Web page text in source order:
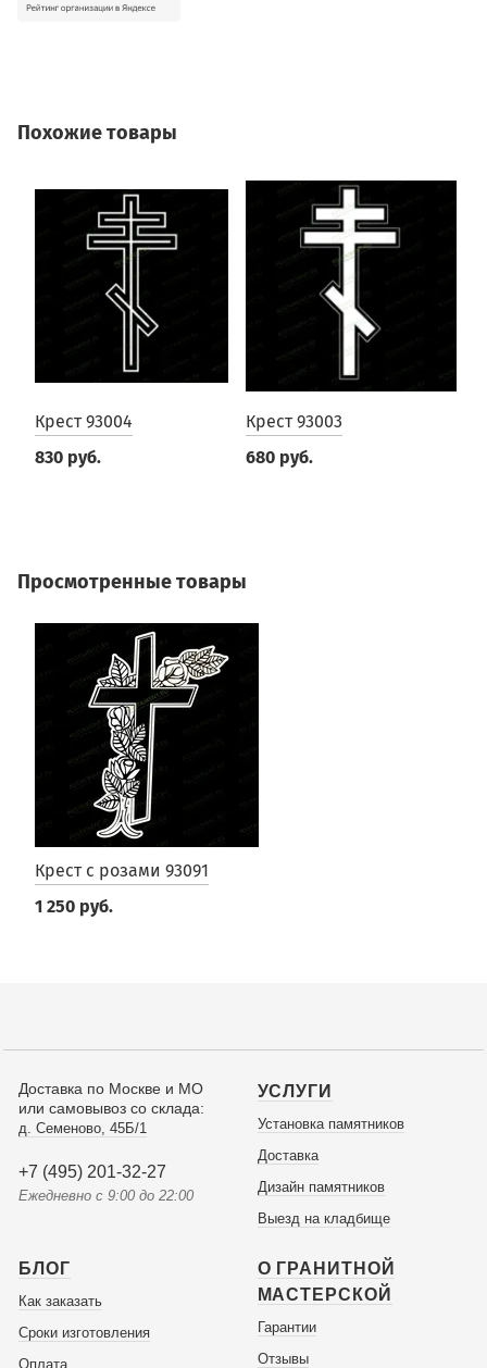
Похожие товары
Крест 93004
830 руб.
Крест 93003
680 руб.
Просмотренные товары
Крест с розами 93091
1 250 руб.
Доставка по Москве и МО
или самовывоз со склада:
д. Семеново, 45Б/1
+7 (495) 201-32-27
Ежедневно с 9:00 до 22:00
УСЛУГИ
Установка памятников
Доставка
Дизайн памятников
Выезд на кладбище
БЛОГ
Как заказать
Сроки изготовления
Оплата
О ГРАНИТНОЙ
МАСТЕРСКОЙ
Гарантии
Отзывы